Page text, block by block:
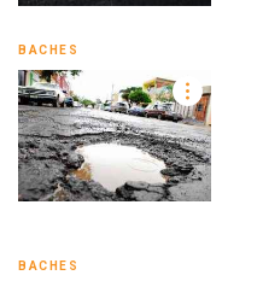
BACHES
BACHES